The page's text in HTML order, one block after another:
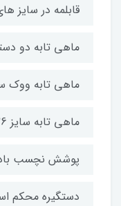
قابلمه در سایز های 28-24-
ماهی تابه دو دسته
ماهی تابه ووک
ماهی تابه سایز 26
پوشش نچسب
دستگیره محکم